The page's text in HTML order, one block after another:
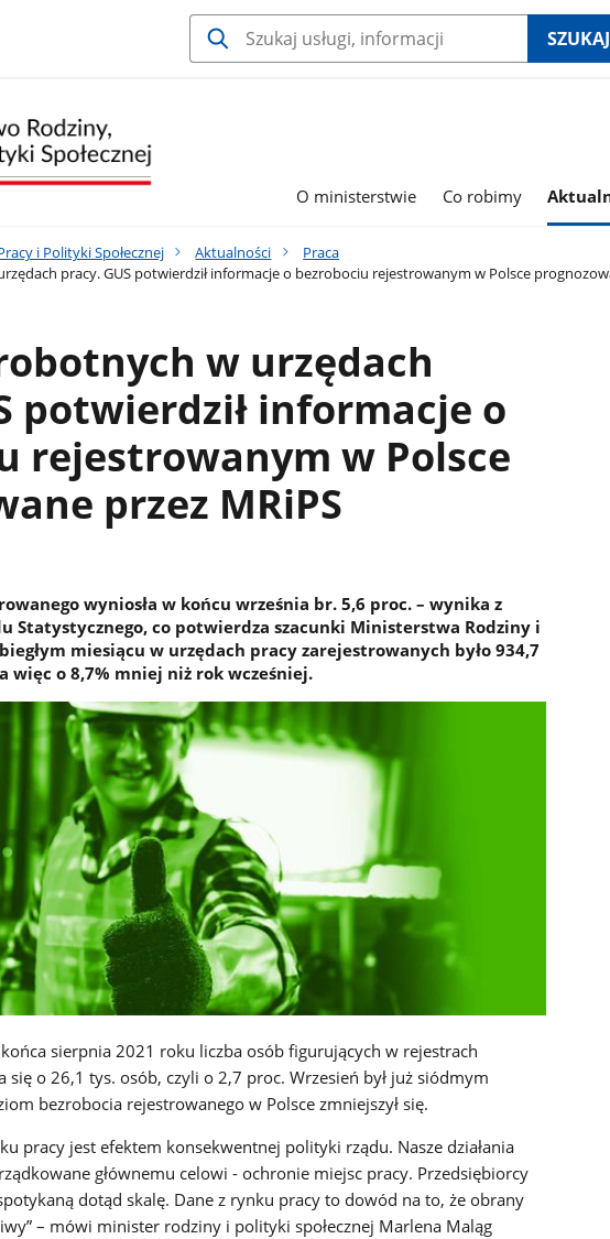
SZUKAJ
O ministerstwie Co robimy
i Polityki Społecznej Aktualności
Praca
pracy. GUS potwierdził informacje o bezrobociu rejestrowanym w Polsce
w urzędach
potwierdził informacje o
rejestrowanym w Polsce
przez MRiPS
wyniosła w końcu września br. 5,6 proc. – wynika z
Statystycznego, co potwierdza szacunki Ministerstwa Rodziny i
miesiącu w urzędach pracy zarejestrowanych było 934,7
więc o 8,7% mniej niż rok wcześniej.
sierpnia 2021 roku liczba osób figurujących w rejestrach
się o 26,1 tys. osób, czyli o 2,7 proc. Wrzesień był już siódmym
bezrobocia rejestrowanego w Polsce zmniejszył się.
pracy jest efektem konsekwentnej polityki rządu. Nasze działania
głównemu celowi - ochronie miejsc pracy. Przedsiębiorcy
dotąd skalę. Dane z rynku pracy to dowód na to, że obrany
– mówi minister rodziny i polityki społecznej Marlena Maląg